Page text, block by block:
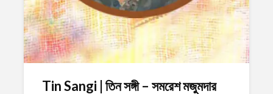
Tin Sangi | তিন সঙ্গী – সমরেশ মজুমদার